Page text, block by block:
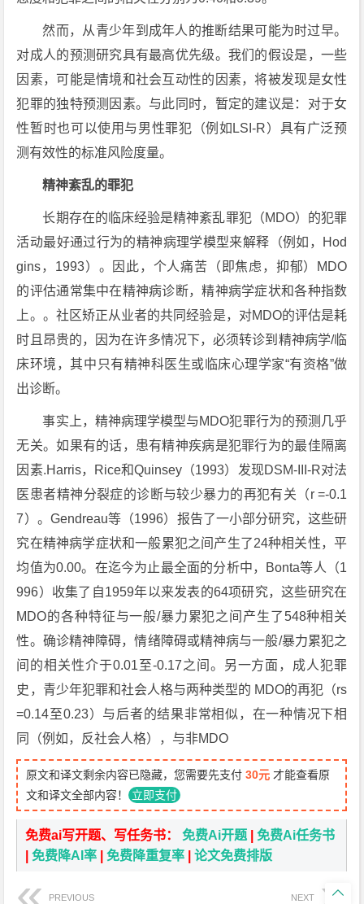
然而，从青少年到成年人的推断结果可能为时过早。
对成人的预测研究具有最高优先级。我们的假设是，一些
因素，可能是情境和社会互动性的因素，将被发现是女性
犯罪的独特预测因素。与此同时，暂定的建议是：对于女
性暂时也可以使用与男性罪犯（例如LSI-R）具有广泛预
测有效性的标准风险度量。
精神紊乱的罪犯
长期存在的临床经验是精神紊乱罪犯（MDO）的犯罪
活动最好通过行为的精神病理学模型来解释（例如，Hod
gins，1993）。因此，个人痛苦（即焦虑，抑郁）MDO
的评估通常集中在精神病诊断，精神病学症状和各种指数
上。。社区矫正从业者的共同经验是，对MDO的评估是耗
时且昂贵的，因为在许多情况下，必须转诊到精神病学/临
床环境，其中只有精神科医生或临床心理学家“有资格”做
出诊断。
事实上，精神病理学模型与MDO犯罪行为的预测几乎
无关。如果有的话，患有精神疾病是犯罪行为的最佳隔离
因素.Harris，Rice和Quinsey（1993）发现DSM-III-R对法
医患者精神分裂症的诊断与较少暴力的再犯有关（r =-0.1
7）。Gendreau等（1996）报告了一小部分研究，这些研
究在精神病学症状和一般累犯之间产生了24种相关性，平
均值为0.00。在迄今为止最全面的分析中，Bonta等人（1
996）收集了自1959年以来发表的64项研究，这些研究在
MDO的各种特征与一般/暴力累犯之间产生了548种相关
性。确诊精神障碍，情绪障碍或精神病与一般/暴力累犯之
间的相关性介于0.01至-0.17之间。另一方面，成人犯罪
史，青少年犯罪和社会人格与两种类型的 MDO的再犯（rs
=0.14至0.23）与后者的结果非常相似，在一种情况下相
同（例如，反社会人格），与非MDO
原文和译文剩余内容已隐藏，您需要先支付30元 才能查看原
文和译文全部内容！ 立即支付
免费ai写开题、写任务书：免费Ai开题|免费Ai任务书
|免费降AI率 |免费降重复率 |论文免费排版
PREVIOUS NEXT 